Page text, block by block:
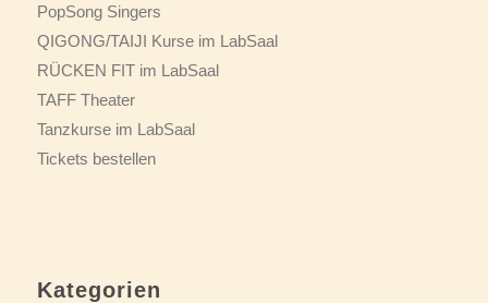
PopSong Singers
QIGONG/TAIJI Kurse im LabSaal
RÜCKEN FIT im LabSaal
TAFF Theater
Tanzkurse im LabSaal
Tickets bestellen
Kategorien